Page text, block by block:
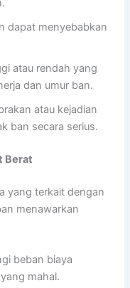
dapat menyebabkan
atau rendah yang
dan umur ban.
atau kejadian
ban secara serius.
Berat
yang terkait dengan
menawarkan
beban biaya
mahal.